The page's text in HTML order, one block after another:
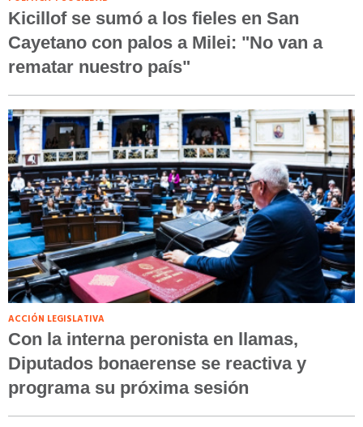
Kicillof se sumó a los fieles en San
Cayetano con palos a Milei: "No van a
rematar nuestro país"
ACCIÓN LEGISLATIVA
Con la interna peronista en llamas,
Diputados bonaerense se reactiva y
programa su próxima sesión